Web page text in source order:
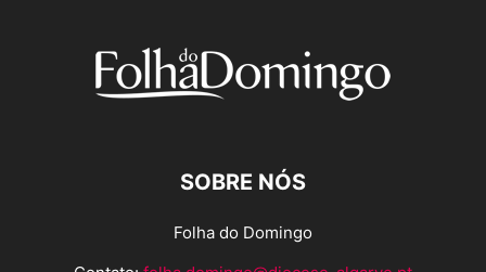
SOBRE NÓS
Folha do Domingo